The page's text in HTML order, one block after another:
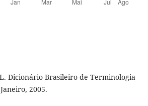
Dicionário Brasileiro de Terminologia
2005.